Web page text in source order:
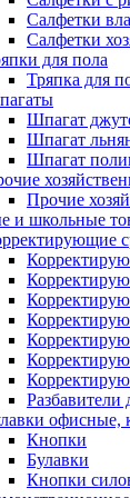
Салфетки
Салфетки
для пола
Тряпка для
Шпагат
Шпагат
Шпагат
Прочие
и школьные
офисные,
Кнопки
Булавки
Кнопки